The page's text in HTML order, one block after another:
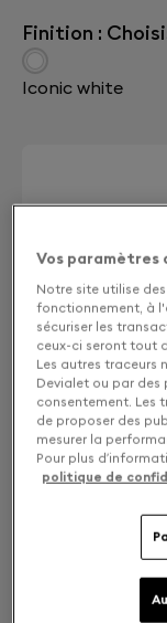
Finition :
Iconic white
Accessoires :
Vos paramètres
Notre site utilise
fonctionnement, à
sécuriser les
ceux-ci seront tout
Les autres traceurs
Devialet ou par des
consentement. Les
de proposer des
mesurer la
Pour plus
politique de